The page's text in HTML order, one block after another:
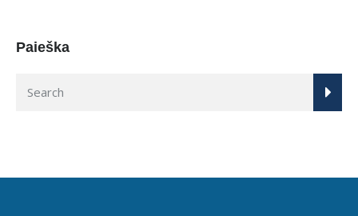
Paieška